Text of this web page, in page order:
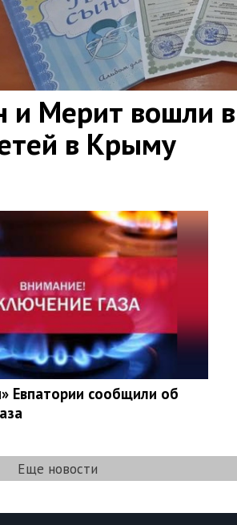
и Мерит вошли
в Крыму
Евпатории сообщили об
Еще новости